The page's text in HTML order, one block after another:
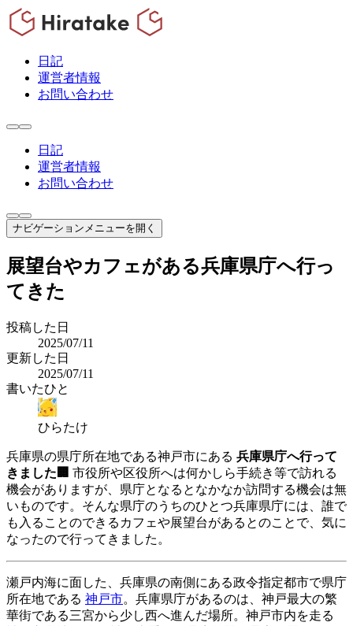
日記
運営者情報
お問い合わせ
日記
運営者情報
お問い合わせ
ナビゲーションメニューを開く
展望台やカフェがある兵庫県庁へ行っ
てきた
投稿した日
2025/07/11
更新した日
2025/07/11
書いたひと
ひらたけ
兵庫県の県庁所在地である神戸市にある 兵庫県庁へ行って
きました🏢 市役所や区役所へは何かしら手続き等で訪れる
機会がありますが、県庁となるとなかなか訪問する機会は無
いものです。そんな県庁のうちのひとつ兵庫県庁には、誰で
も入ることのできるカフェや展望台があるとのことで、気に
なったので行ってきました。
瀬戸内海に面した、兵庫県の南側にある政令指定都市で県庁
所在地である 神戸市。兵庫県庁があるのは、神戸最大の繁
華街である三宮から少し西へ進んだ場所。神戸市内を走る